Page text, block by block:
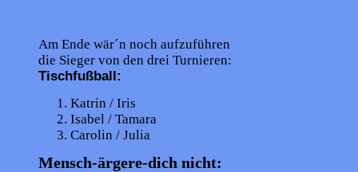
Am Ende wär´n noch aufzuführen
die Sieger von den drei Turnieren:
Tischfußball:
Katrin / Iris
Isabel / Tamara
Carolin / Julia
Mensch-ärgere-dich nicht: